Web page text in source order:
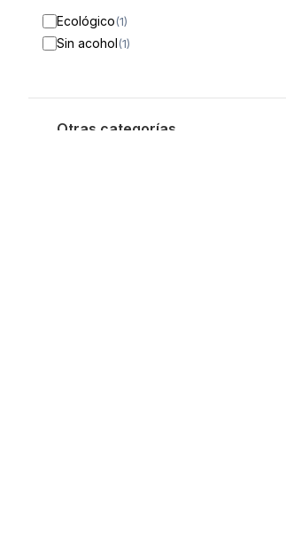
Ecológico(1)
Sin acohol(1)
Otras categorías